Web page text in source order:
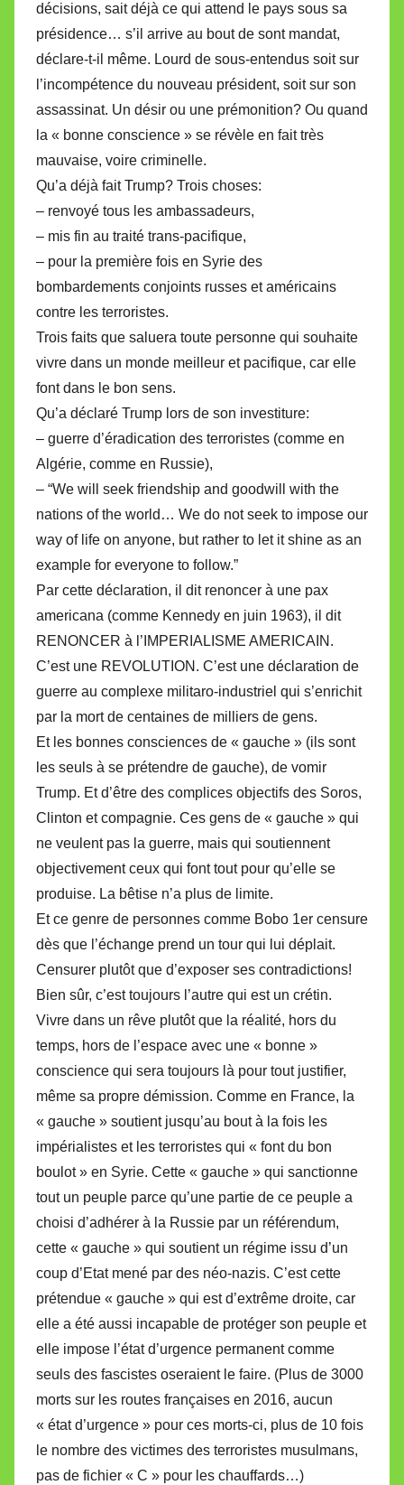
décisions, sait déjà ce qui attend le pays sous sa
présidence… s’il arrive au bout de sont mandat,
déclare-t-il même. Lourd de sous-entendus soit sur
l’incompétence du nouveau président, soit sur son
assassinat. Un désir ou une prémonition? Ou quand
la « bonne conscience » se révèle en fait très
mauvaise, voire criminelle.
Qu’a déjà fait Trump? Trois choses:
– renvoyé tous les ambassadeurs,
– mis fin au traité trans-pacifique,
– pour la première fois en Syrie des
bombardements conjoints russes et américains
contre les terroristes.
Trois faits que saluera toute personne qui souhaite
vivre dans un monde meilleur et pacifique, car elle
font dans le bon sens.
Qu’a déclaré Trump lors de son investiture:
– guerre d’éradication des terroristes (comme en
Algérie, comme en Russie),
– “We will seek friendship and goodwill with the
nations of the world… We do not seek to impose our
way of life on anyone, but rather to let it shine as an
example for everyone to follow.”
Par cette déclaration, il dit renoncer à une pax
americana (comme Kennedy en juin 1963), il dit
RENONCER à l’IMPERIALISME AMERICAIN.
C’est une REVOLUTION. C’est une déclaration de
guerre au complexe militaro-industriel qui s’enrichit
par la mort de centaines de milliers de gens.
Et les bonnes consciences de « gauche » (ils sont
les seuls à se prétendre de gauche), de vomir
Trump. Et d’être des complices objectifs des Soros,
Clinton et compagnie. Ces gens de « gauche » qui
ne veulent pas la guerre, mais qui soutiennent
objectivement ceux qui font tout pour qu’elle se
produise. La bêtise n’a plus de limite.
Et ce genre de personnes comme Bobo 1er censure
dès que l’échange prend un tour qui lui déplait.
Censurer plutôt que d’exposer ses contradictions!
Bien sûr, c’est toujours l’autre qui est un crétin.
Vivre dans un rêve plutôt que la réalité, hors du
temps, hors de l’espace avec une « bonne »
conscience qui sera toujours là pour tout justifier,
même sa propre démission. Comme en France, la
« gauche » soutient jusqu’au bout à la fois les
impérialistes et les terroristes qui « font du bon
boulot » en Syrie. Cette « gauche » qui sanctionne
tout un peuple parce qu’une partie de ce peuple a
choisi d’adhérer à la Russie par un référendum,
cette « gauche » qui soutient un régime issu d’un
coup d’Etat mené par des néo-nazis. C’est cette
prétendue « gauche » qui est d’extrême droite, car
elle a été aussi incapable de protéger son peuple et
elle impose l’état d’urgence permanent comme
seuls des fascistes oseraient le faire. (Plus de 3000
morts sur les routes françaises en 2016, aucun
« état d’urgence » pour ces morts-ci, plus de 10 fois
le nombre des victimes des terroristes musulmans,
pas de fichier « C » pour les chauffards…)